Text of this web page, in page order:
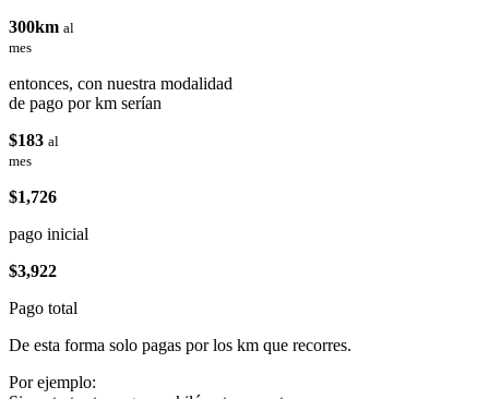
300km al
mes
entonces, con nuestra modalidad
de pago por km serían
$183 al
mes
$1,726
pago inicial
$3,922
Pago total
De esta forma solo pagas por los km que recorres.
Por ejemplo: